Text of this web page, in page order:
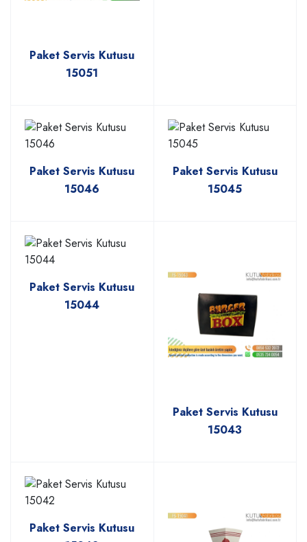
Paket Servis Kutusu
15051
Paket Servis Kutusu
15046
Paket Servis Kutusu
15045
Paket Servis Kutusu
15044
Paket Servis Kutusu
15043
Paket Servis Kutusu